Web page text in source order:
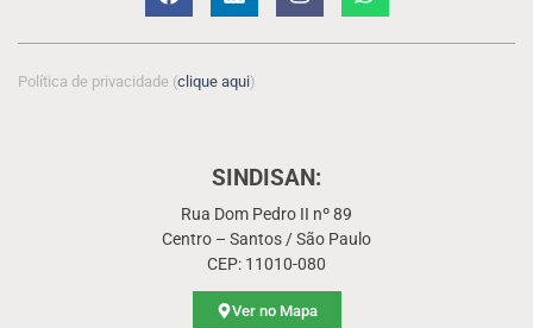
Política de privacidade (clique aqui)
SINDISAN:
Rua Dom Pedro II nº 89
Centro – Santos / São Paulo
CEP: 11010-080
Ver no Mapa